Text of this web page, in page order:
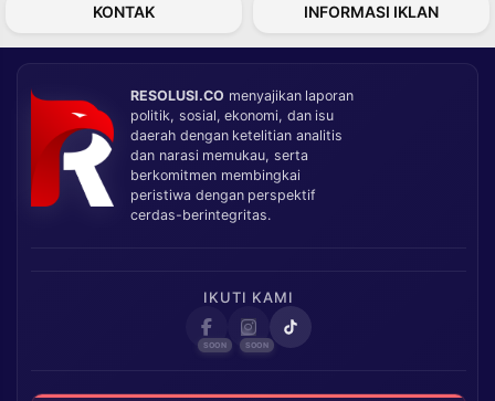
KONTAK INFORMASI IKLAN
RESOLUSI.CO menyajikan laporan
politik, sosial, ekonomi, dan isu
daerah dengan ketelitian analitis
dan narasi memukau, serta
berkomitmen membingkai
peristiwa dengan perspektif
cerdas-berintegritas.
IKUTI KAMI